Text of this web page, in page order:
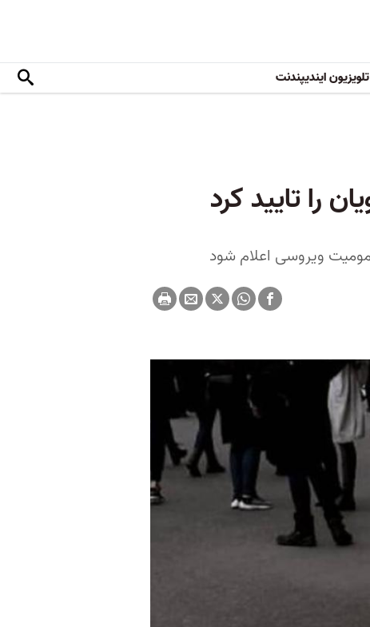
تلویزیون ایندیپندنت
را تایید کرد
ویروسی اعلام شود